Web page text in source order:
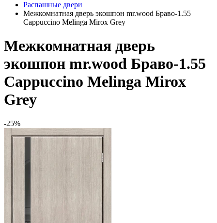
Распашные двери
Межкомнатная дверь экошпон mr.wood Браво-1.55
Cappuccino Melinga Mirox Grey
Межкомнатная дверь
экошпон mr.wood Браво-1.55
Cappuccino Melinga Mirox
Grey
-25%